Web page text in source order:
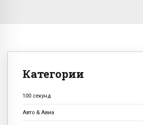
Категории
100 секунд
Авто & Авиа